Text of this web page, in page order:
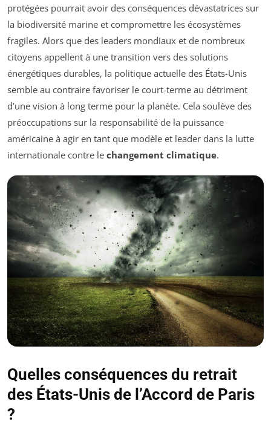
protégées pourrait avoir des conséquences dévastatrices sur
la biodiversité marine et compromettre les écosystèmes
fragiles. Alors que des leaders mondiaux et de nombreux
citoyens appellent à une transition vers des solutions
énergétiques durables, la politique actuelle des États-Unis
semble au contraire favoriser le court-terme au détriment
d’une vision à long terme pour la planète. Cela soulève des
préoccupations sur la responsabilité de la puissance
américaine à agir en tant que modèle et leader dans la lutte
internationale contre le changement climatique.
Quelles conséquences du retrait
des États-Unis de l’Accord de Paris
?